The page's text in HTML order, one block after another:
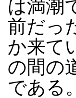
は満潮
前だっ
か来て
の間の
である。